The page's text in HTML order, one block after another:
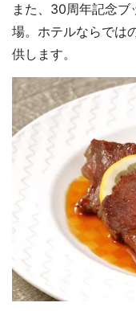
また、30周年記念ブ
場。ホテルならでは
供します。